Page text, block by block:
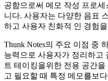
공함으로써 메모 작성 프로
니다. 사용자는 다양한 음표
하고 사용자 친화적 인 경험
Thunk Notes의 주요 이점 중
능력으로 사용자가 정리하고
트 테이킹을위한 전용 공간
고 필요할 때 특정 메모를보